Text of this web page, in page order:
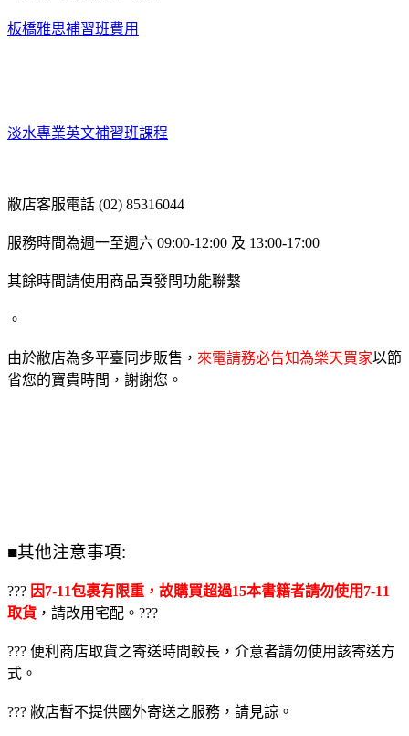
板橋雅思補習班費用
淡水專業英文補習班課程
敝店客服電話 (02) 85316044
服務時間為週一至週六 09:00-12:00 及 13:00-17:00
其餘時間請使用商品頁發問功能聯繫
。
由於敝店為多平臺同步販售， 來電請務必告知為樂天買家以節
省您的寶貴時間，謝謝您。
■其他注意事項:
??? 因7-11包裹有限重，故購買超過15本書籍者請勿使用7-11
取貨 ，請改用宅配。???
??? 便利商店取貨之寄送時間較長，介意者請勿使用該寄送方
式。
??? 敝店暫不提供國外寄送之服務，請見諒。